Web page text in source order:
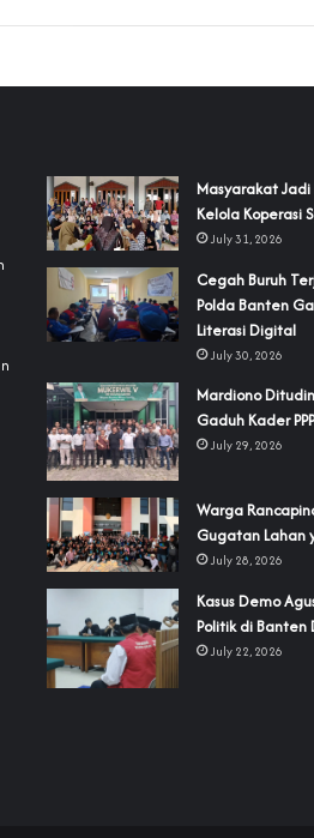
‎Masyarakat Jadi
Kelola Koperasi
July 31, 2026
Cegah Buruh
Polda Banten
Literasi Digital
July 30, 2026
‎Mardiono
Gaduh Kader
July 29, 2026
‎Warga
Gugatan Lahan
July 28, 2026
‎Kasus Demo
Politik di Banten
July 22, 2026